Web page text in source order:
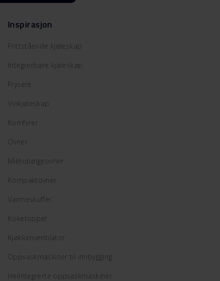
Inspirasjon
Frittstående kjøleskap
Integrerbare kjøleskap
Frysere
Vinkjøleskap
Komfyrer
Ovner
Mikrobølgeovner
Kompaktovner
Varmeskuffer
Koketopper
Kjøkkenventilator
Oppvaskmaskiner til innbygging
Helintegrerte oppvaskmaskiner